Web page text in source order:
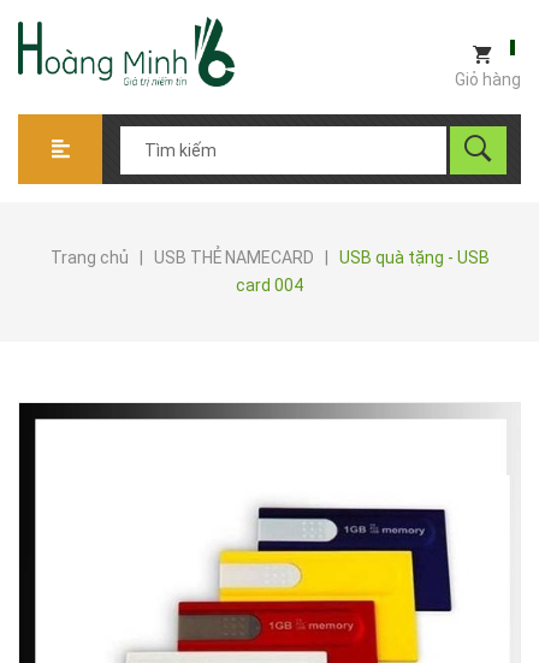
Giỏ hàng
Trang chủ USB THẺ NAMECARD
USB quà tặng - USB
card 004